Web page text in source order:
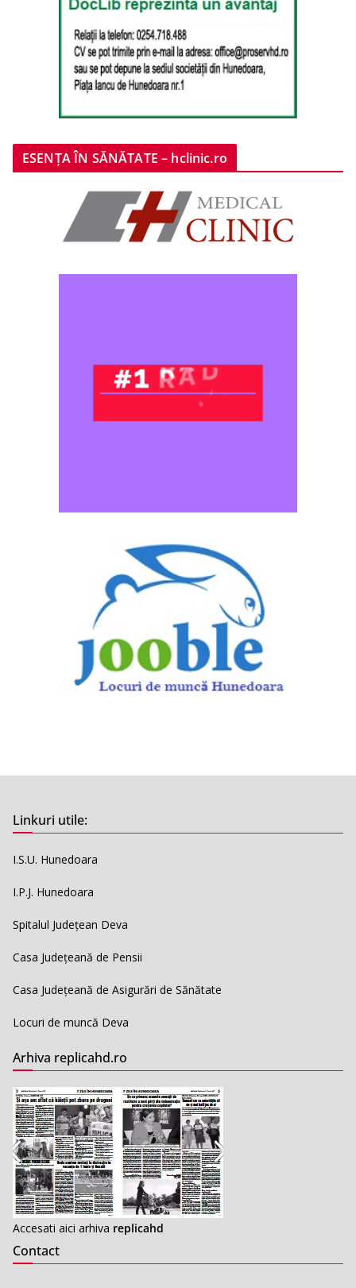
ESENȚA ÎN SĂNĂTATE – hclinic.ro
Linkuri utile:
I.S.U. Hunedoara
I.P.J. Hunedoara
Spitalul Județean Deva
Casa Județeană de Pensii
Casa Județeană de Asigurări de Sănătate
Locuri de muncă Deva
Arhiva replicahd.ro
Accesati aici arhiva replicahd
Contact